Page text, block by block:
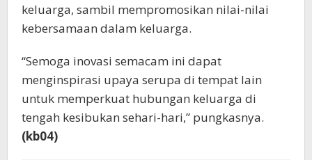
keluarga, sambil mempromosikan nilai-nilai
kebersamaan dalam keluarga.
“Semoga inovasi semacam ini dapat
menginspirasi upaya serupa di tempat lain
untuk memperkuat hubungan keluarga di
tengah kesibukan sehari-hari,” pungkasnya.
(kb04)